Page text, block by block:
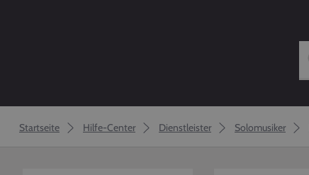
Startseite Hilfe-Center Dienstleister Solomusiker